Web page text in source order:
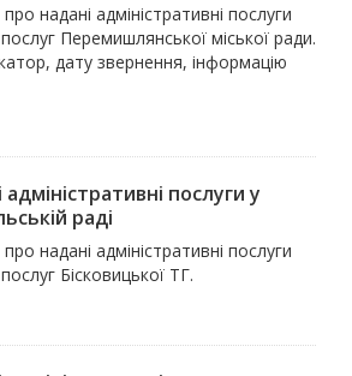
надані адміністративні послуги
Перемишлянської міської ради.
дату звернення, інформацію
послуги у
раді
надані адміністративні послуги
Бісковицької ТГ.